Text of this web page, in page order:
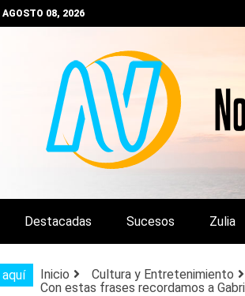
AGOSTO 08, 2026
DEL ZULIA,
Destacadas Sucesos Zulia
Inicio
Cultura y Entretenimiento
Con estas frases recordamos a